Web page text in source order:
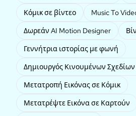
Κόμικ σε βίντεο
Music To
Δωρεάν AI Motion Designer
Γεννήτρια ιστορίας με φωνή
Δημιουργός Κινουμένων Σχεδίων
Μετατροπή Εικόνας σε Κόμικ
Μετατρέψτε Εικόνα σε Καρτούν